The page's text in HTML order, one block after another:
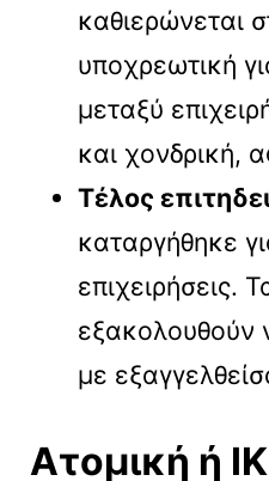
καθιερώνεται
υποχρεωτική
μεταξύ
και χονδρική,
Τέλος
καταργήθηκε
επιχειρήσεις.
εξακολουθούν
με
Ατομική ή